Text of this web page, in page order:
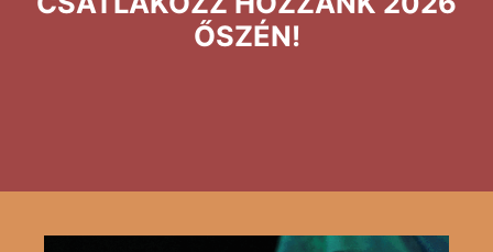
ŐSZÉN!